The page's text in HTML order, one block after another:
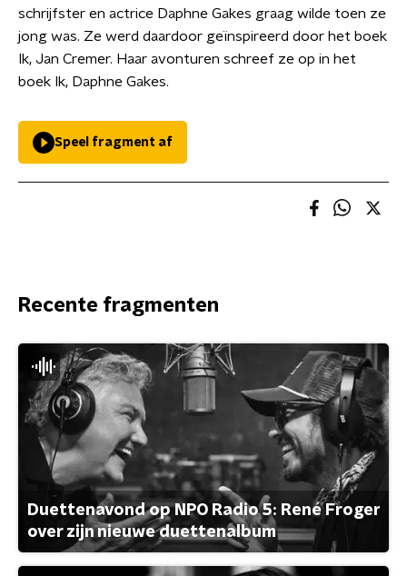
schrijfster en actrice Daphne Gakes graag wilde toen ze
jong was. Ze werd daardoor geïnspireerd door het boek
Ik, Jan Cremer. Haar avonturen schreef ze op in het
boek Ik, Daphne Gakes.
Speel fragment af
Recente fragmenten
Duettenavond op NPO Radio 5: René Froger
over zijn nieuwe duettenalbum